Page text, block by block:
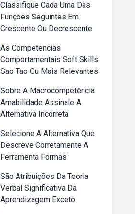
Classifique Cada Uma Das
Funções Seguintes Em
Crescente Ou Decrescente
As Competencias
Comportamentais Soft Skills
Sao Tao Ou Mais Relevantes
Sobre A Macrocompetência
Amabilidade Assinale A
Alternativa Incorreta
Selecione A Alternativa Que
Descreve Corretamente A
Ferramenta Formas:
São Atribuições Da Teoria
Verbal Significativa Da
Aprendizagem Exceto